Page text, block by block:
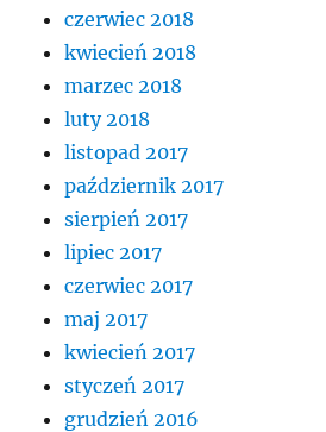
czerwiec 2018
kwiecień 2018
marzec 2018
luty 2018
listopad 2017
październik 2017
sierpień 2017
lipiec 2017
czerwiec 2017
maj 2017
kwiecień 2017
styczeń 2017
grudzień 2016